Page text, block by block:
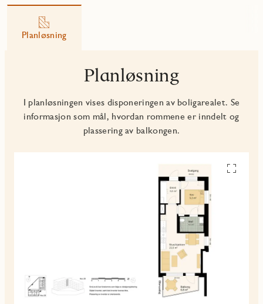
Planløsning
Planløsning
I planløsningen vises disponeringen av boligarealet. Se
informasjon som mål, hvordan rommene er inndelt og
plassering av balkongen.
Se